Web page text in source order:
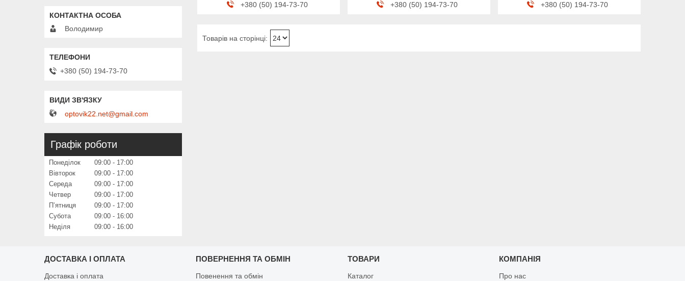
+380 (50) 194-73-70 +380 (50) 194-73-70 +380 (50) 194-73-70
Володимир
+380 (50) 194-73-70
optovik22.net@gmail.com
Графік роботи
Понеділок 09:00
17:00
Вівторок
09:00
17:00
Середа
09:00
17:00
Четвер
09:00
17:00
Пʼятниця
09:00
17:00
Субота
09:00
16:00
Неділя
09:00 16:00
ДОСТАВКА І ОПЛАТА
Доставка і оплата
ПОВЕРНЕННЯ ТА ОБМІН
Повенення та обмін
ТОВАРИ
Каталог
КОМПАНІЯ
Про нас